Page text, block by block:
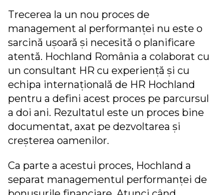
Trecerea la un nou proces de
management al performanței nu este o
sarcină ușoară și necesită o planificare
atentă. Hochland România a colaborat cu
un consultant HR cu experiență și cu
echipa internațională de HR Hochland
pentru a defini acest proces pe parcursul
a doi ani. Rezultatul este un proces bine
documentat, axat pe dezvoltarea și
creșterea oamenilor.
Ca parte a acestui proces, Hochland a
separat managementul performanței de